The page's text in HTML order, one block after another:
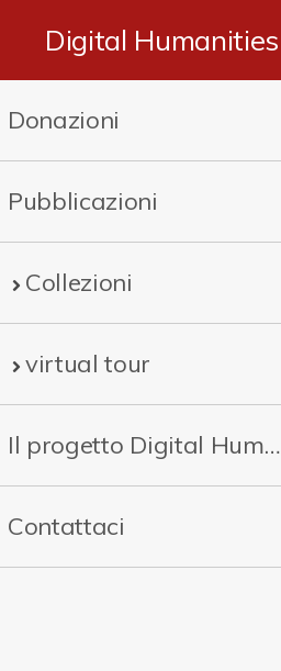
Digital Humanities
Donazioni
Pubblicazioni
Collezioni
virtual tour
Il progetto Digital Humanities
Contattaci